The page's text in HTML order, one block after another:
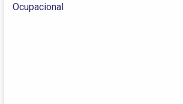
Ocupacional